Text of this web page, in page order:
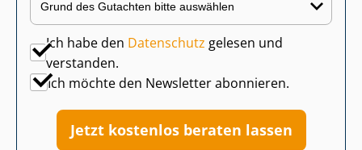
Ich habe den Datenschutz gelesen und
verstanden.
Ich möchte den Newsletter abonnieren.
Jetzt kostenlos beraten lassen